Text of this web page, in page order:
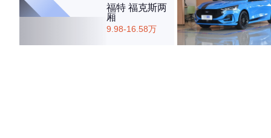
福特 福克斯两
厢
9.98-16.58万